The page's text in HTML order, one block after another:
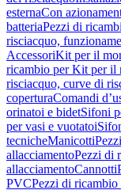
esternaCon
batteriaPezzi di
risciacquo,
AccessoriKit per il
ricambio per Kit per il
risciacquo, curve di
coperturaComandi
orinatoi e bidetSifoni
per vasi e vuotatoi
tecnicheManicotti
allacciamentoPezzi di
allacciamentoCannotti
PVCPezzi di